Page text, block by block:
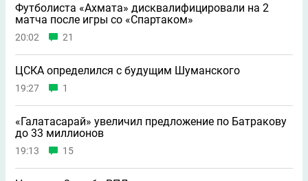
Футболиста «Ахмата» дисквалифицировали на 2
матча после игры со «Спартаком»
20:02 21
ЦСКА определился с будущим Шуманского
19:27 1
«Галатасарай» увеличил предложение по Батракову
до 33 миллионов
19:13 15